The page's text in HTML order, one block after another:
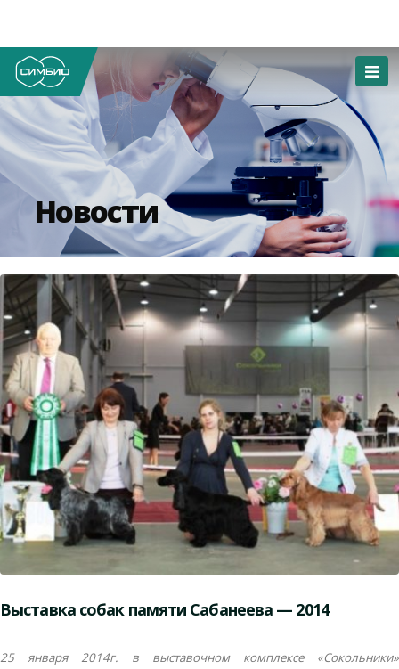
Новости
Выставка собак памяти Сабанеева — 2014
25 января 2014г. в выставочном комплексе «Сокольники»